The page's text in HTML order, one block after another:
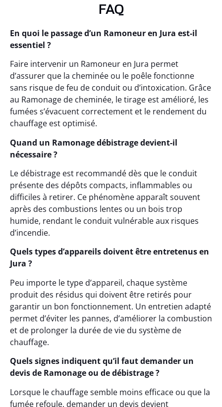
FAQ
En quoi le passage d’un Ramoneur en Jura est-il
essentiel ?
Faire intervenir un Ramoneur en Jura permet
d’assurer que la cheminée ou le poêle fonctionne
sans risque de feu de conduit ou d’intoxication. Grâce
au Ramonage de cheminée, le tirage est amélioré, les
fumées s’évacuent correctement et le rendement du
chauffage est optimisé.
Quand un Ramonage débistrage devient-il
nécessaire ?
Le débistrage est recommandé dès que le conduit
présente des dépôts compacts, inflammables ou
difficiles à retirer. Ce phénomène apparaît souvent
après des combustions lentes ou un bois trop
humide, rendant le conduit vulnérable aux risques
d’incendie.
Quels types d’appareils doivent être entretenus en
Jura ?
Peu importe le type d’appareil, chaque système
produit des résidus qui doivent être retirés pour
garantir un bon fonctionnement. Un entretien adapté
permet d’éviter les pannes, d’améliorer la combustion
et de prolonger la durée de vie du système de
chauffage.
Quels signes indiquent qu’il faut demander un
devis de Ramonage ou de débistrage ?
Lorsque le chauffage semble moins efficace ou que la
fumée refoule, demander un devis devient